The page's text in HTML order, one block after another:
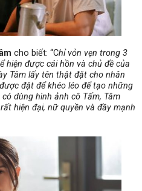
cho biết: “Chỉ vỏn vẹn trong 3
hiện được cái hồn và chủ đề của
Tâm lấy tên thật đặt cho nhân
đặt để khéo léo để tạo những
dùng hình ảnh cô Tấm, Tâm
hiện đại, nữ quyền và đầy mạnh